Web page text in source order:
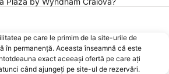
pe care le primim de la site-urile de
în permanență. Aceasta înseamnă că este
exact aceeași ofertă pe care ați
când ajungeți pe site-ul de rezervări.